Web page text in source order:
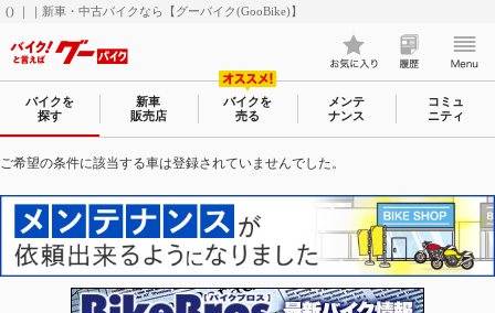
() ｜｜新車・中古バイクなら【グーバイク(GooBike)】
バイクを
探す
新車
販売店
バイクを
売る
メンテ
ナンス
コミュ
ニティ
ご希望の条件に該当する車は登録されていませんでした。